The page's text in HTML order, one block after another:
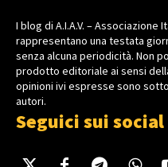
I blog di A.I.A.V. – Associazione
rappresentano una testata
senza alcuna periodicità. Non
prodotto editoriale ai sensi
opinioni ivi espresse sono
autori.
Seguici sui social